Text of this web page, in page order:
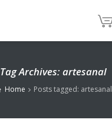
Tag Archives: artesanal
Home Posts tagged: artesanal